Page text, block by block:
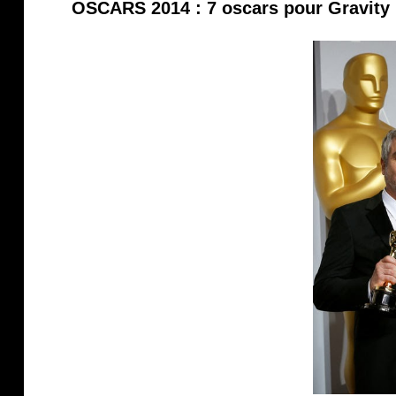
OSCARS 2014 : 7 oscars pour Gravity